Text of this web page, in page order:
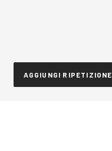
AGGIUNGI RIPETIZIONE